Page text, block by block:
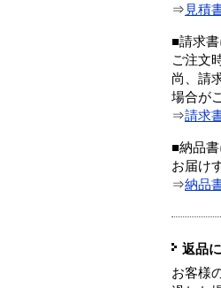
⇒ 見積
■請求
ご注文
尚、請
場合が
⇒請求
■納品
お届け
⇒納品
返品
お客様